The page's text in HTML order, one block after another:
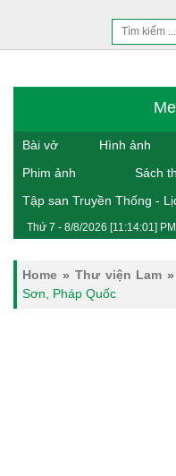
Bài vở Hình ảnh
Phim ảnh
Sách
Tập san Truyền Thống -
Thứ 7 - 8/8/2026 [11:14:01] PM
Home » Thư viện Lam »
Sơn, Pháp Quốc